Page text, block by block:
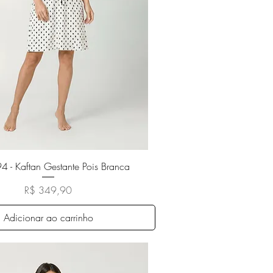
Visualização rápida
- Kaftan Gestante Pois Branca
Preço
R$ 349,90
Adicionar ao carrinho